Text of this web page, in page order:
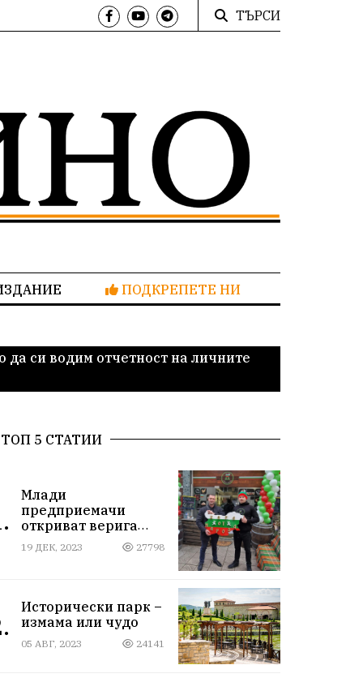
ТЪРСИ
ПОДКРЕПЕТЕ НИ
си водим отчетност на личните
ТОП 5 СТАТИИ
Млади
предприемачи
откриват верига
магазини за
български стоки
19 ДЕК, 2023 27798
Исторически парк –
измама или чудо
05 АВГ, 2023 24141